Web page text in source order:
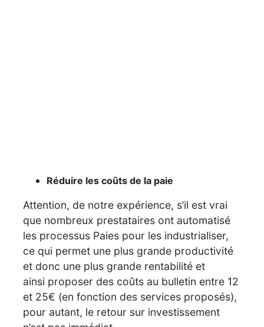
Réduire les coûts de la paie
Attention, de notre expérience, s’il est vrai
que nombreux prestataires ont automatisé
les processus Paies pour les industrialiser,
ce qui permet une plus grande productivité
et donc une plus grande rentabilité et
ainsi proposer des coûts au bulletin entre 12
et 25€ (en fonction des services proposés),
pour autant, le retour sur investissement